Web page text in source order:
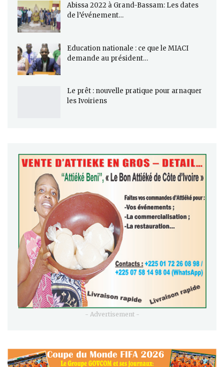
Abissa 2022 à Grand-Bassam: Les dates
de l’événement…
Education nationale : ce que le MIACI
demande au président…
Le prêt : nouvelle pratique pour arnaquer
les Ivoiriens
- Advertisement -